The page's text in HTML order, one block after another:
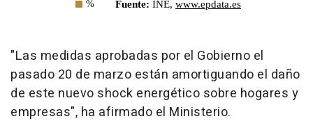
"Las medidas aprobadas por el Gobierno el
pasado 20 de marzo están amortiguando el daño
de este nuevo shock energético sobre hogares y
empresas", ha afirmado el Ministerio.